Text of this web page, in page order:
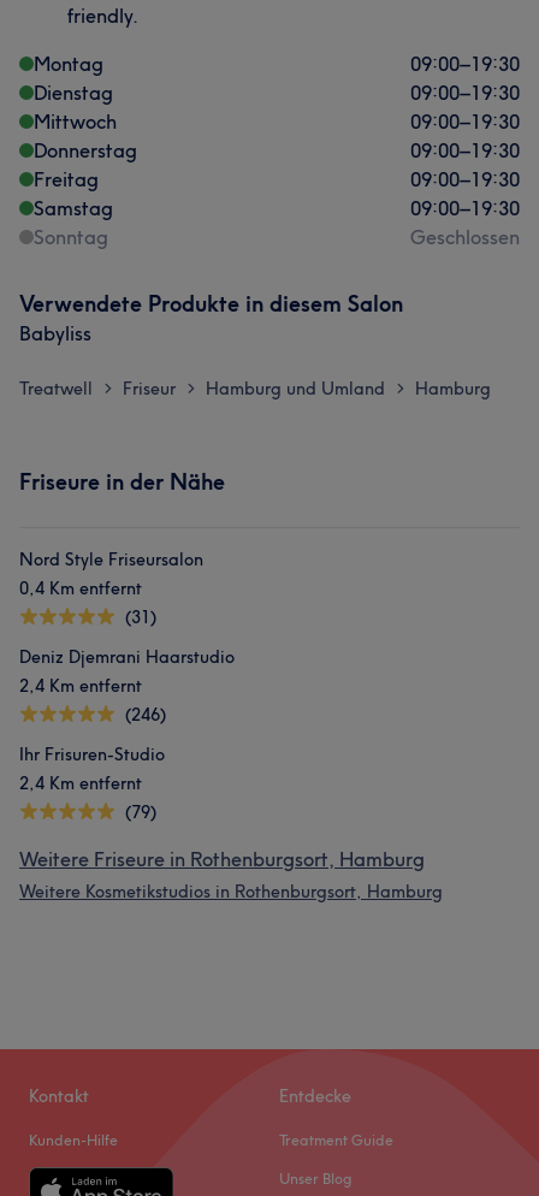
friendly.
Montag
09:00–19:30
Dienstag
09:00–19:30
Mittwoch
09:00–19:30
Donnerstag
09:00–19:30
Freitag
09:00–19:30
Samstag
09:00–19:30
Sonntag
Geschlossen
Verwendete Produkte in diesem Salon
Babyliss
Treatwell > Friseur > Hamburg und Umland > Hamburg
Friseure in der Nähe
Nord Style Friseursalon
0,4 Km entfernt
(31)
Deniz Djemrani Haarstudio
2,4 Km entfernt
(246)
Ihr Frisuren-Studio
2,4 Km entfernt
(79)
Weitere Friseure in Rothenburgsort, Hamburg
Weitere Kosmetikstudios in Rothenburgsort, Hamburg
Kontakt
Kunden-Hilfe
Entdecke
Treatment Guide
Unser Blog